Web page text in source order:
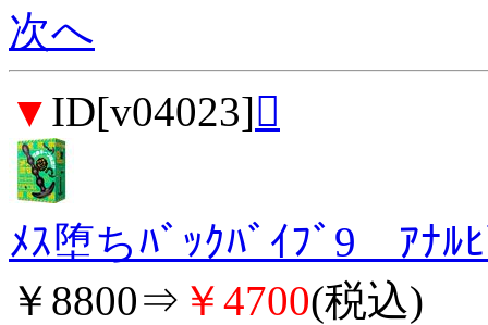
次へ
▼ ID[v04023]
ﾒｽ堕ちﾊﾞｯｸﾊﾞｲﾌﾞ9 ｱﾅ
￥8800⇒ ￥4700(税込)